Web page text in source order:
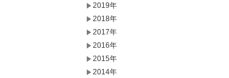
2019年
2018年
2017年
2016年
2015年
2014年